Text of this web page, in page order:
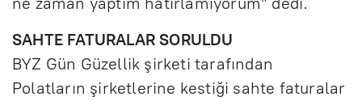
SAHTE FATURALAR SORULDU
BYZ Gün Güzellik şirketi tarafından
Polatların şirketlerine kestiği sahte faturalar